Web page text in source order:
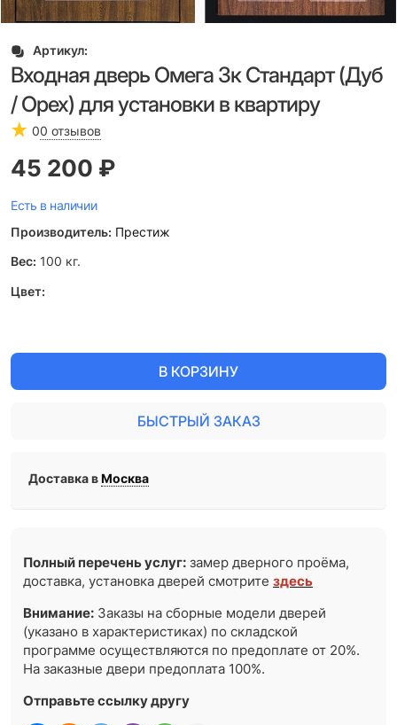
Артикул:
Входная дверь Омега 3к Стандарт (Дуб
/ Орех) для установки в квартиру
00 отзывов
45 200 ₽
Есть в наличии
Производитель: Престиж
Вес: 100 кг.
Цвет:
В КОРЗИНУ
БЫСТРЫЙ ЗАКАЗ
Доставка вМосква
Полный перечень услуг: замер дверного проёма,
доставка, установка дверей смотритездесь
Внимание: Заказы на сборные модели дверей
(указано в характеристиках) по складской
программе осуществляются по предоплате от 20%.
На заказные двери предоплата 100%.
Отправьте ссылку другу